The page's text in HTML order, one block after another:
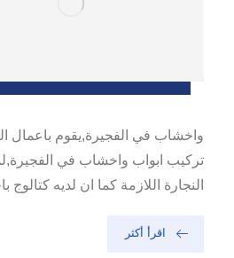
واخشاب في الفجيرة,يقوم باعمال
تركيب ابواب واخشاب في
النجارة اللازمة كما ان لديه
اقرأ أكثر